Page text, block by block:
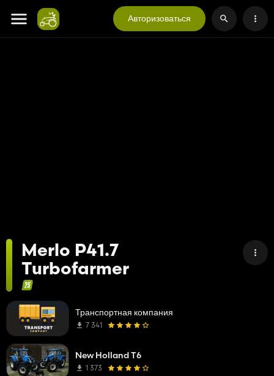
Авторизоваться
Merlo P41.7
Turbofarmer
Транспортная компания
7 341
New Holland T6
1 373